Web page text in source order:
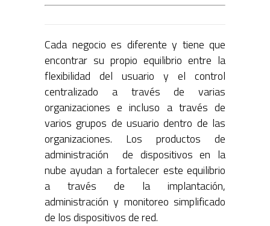
Cada negocio es diferente y tiene que
encontrar su propio equilibrio entre la
flexibilidad del usuario y el control
centralizado a través de varias
organizaciones e incluso a través de
varios grupos de usuario dentro de las
organizaciones. Los productos de
administración de dispositivos en la
nube ayudan a fortalecer este equilibrio
a través de la implantación,
administración y monitoreo simplificado
de los dispositivos de red.